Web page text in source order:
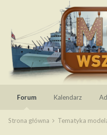
Forum Kalendarz
Strona główna Tematyka